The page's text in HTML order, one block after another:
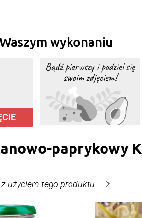
wykonaniu
paprykowy
użyciem tego produktu